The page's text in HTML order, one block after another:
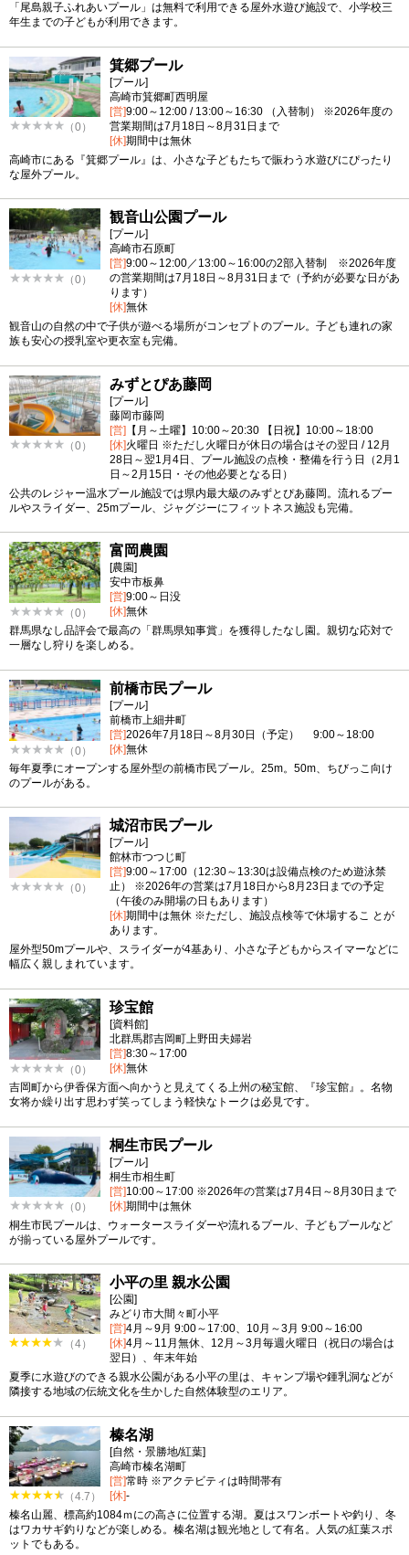
「尾島親子ふれあいプール」は無料で利用できる屋外水遊び施設で、小学校三
年生までの子どもが利用できます。
（0）
箕郷プール
[プール]
高崎市箕郷町西明屋
[営]9:00～12:00 / 13:00～16:30 （入替制） ※2026年度の
営業期間は7月18日～8月31日まで
[休]期間中は無休
高崎市にある『箕郷プール』は、小さな子どもたちで賑わう水遊びにぴったり
な屋外プール。
（0）
観音山公園プール
[プール]
高崎市石原町
[営]9:00～12:00／13:00～16:00の2部入替制 ※2026年度
の営業期間は7月18日～8月31日まで（予約が必要な日があ
ります）
[休]無休
観音山の自然の中で子供が遊べる場所がコンセプトのプール。子ども連れの家
族も安心の授乳室や更衣室も完備。
（0）
みずとぴあ藤岡
[プール]
藤岡市藤岡
[営] 【月～土曜】10:00～20:30 【日祝】10:00～18:00
[休]火曜日 ※ただし火曜日が休日の場合はその翌日 / 12月
28日～翌1月4日、プール施設の点検・整備を行う日（2月1
日～2月15日・その他必要となる日）
公共のレジャー温水プール施設では県内最大級のみずとぴあ藤岡。流れるプー
ルやスライダー、25mプール、ジャグジーにフィットネス施設も完備。
（0）
富岡農園
[農園]
安中市板鼻
[営]9:00～日没
[休]無休
群馬県なし品評会で最高の「群馬県知事賞」を獲得したなし園。親切な応対で
一層なし狩りを楽しめる。
（0）
前橋市民プール
[プール]
前橋市上細井町
[営]2026年7月18日～8月30日（予定） 9:00～18:00
[休]無休
毎年夏季にオープンする屋外型の前橋市民プール。25m。50m、ちびっこ向け
のプールがある。
（0）
城沼市民プール
[プール]
館林市つつじ町
[営]9:00～17:00（12:30～13:30は設備点検のため遊泳禁
止） ※2026年の営業は7月18日から8月23日までの予定
（午後のみ開場の日もあります）
[休]期間中は無休 ※ただし、施設点検等で休場するこ とが
あります。
屋外型50mプールや、スライダーが4基あり、小さな子どもからスイマーなどに
幅広く親しまれています。
（0）
珍宝館
[資料館]
北群馬郡吉岡町上野田夫婦岩
[営]8:30～17:00
[休]無休
吉岡町から伊香保方面へ向かうと見えてくる上州の秘宝館、『珍宝館』。名物
女将か繰り出す思わず笑ってしまう軽快なトークは必見です。
（0）
桐生市民プール
[プール]
桐生市相生町
[営]10:00～17:00 ※2026年の営業は7月4日～8月30日まで
[休]期間中は無休
桐生市民プールは、ウォータースライダーや流れるプール、子どもプールなど
が揃っている屋外プールです。
（4）
小平の里 親水公園
[公園]
みどり市大間々町小平
[営]4月～9月 9:00～17:00、10月～3月 9:00～16:00
[休]4月～11月無休、12月～3月毎週火曜日（祝日の場合は
翌日）、年末年始
夏季に水遊びのできる親水公園がある小平の里は、キャンプ場や鍾乳洞などが
隣接する地域の伝統文化を生かした自然体験型のエリア。
（4.7）
榛名湖
[自然・景勝地/紅葉]
高崎市榛名湖町
[営]常時 ※アクテビティは時間帯有
[休]-
榛名山麗、標高約1084ｍにの高さに位置する湖。夏はスワンボートや釣り、冬
はワカサギ釣りなどが楽しめる。榛名湖は観光地として有名。人気の紅葉スポ
ットでもある。